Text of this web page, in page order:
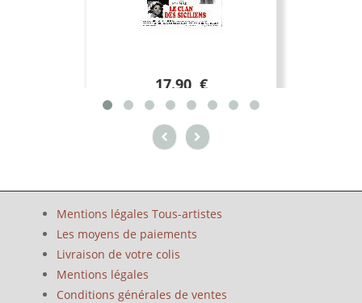
17.90 €
Mentions légales Tous-artistes
Les moyens de paiements
Livraison de votre colis
Mentions légales
Conditions générales de ventes